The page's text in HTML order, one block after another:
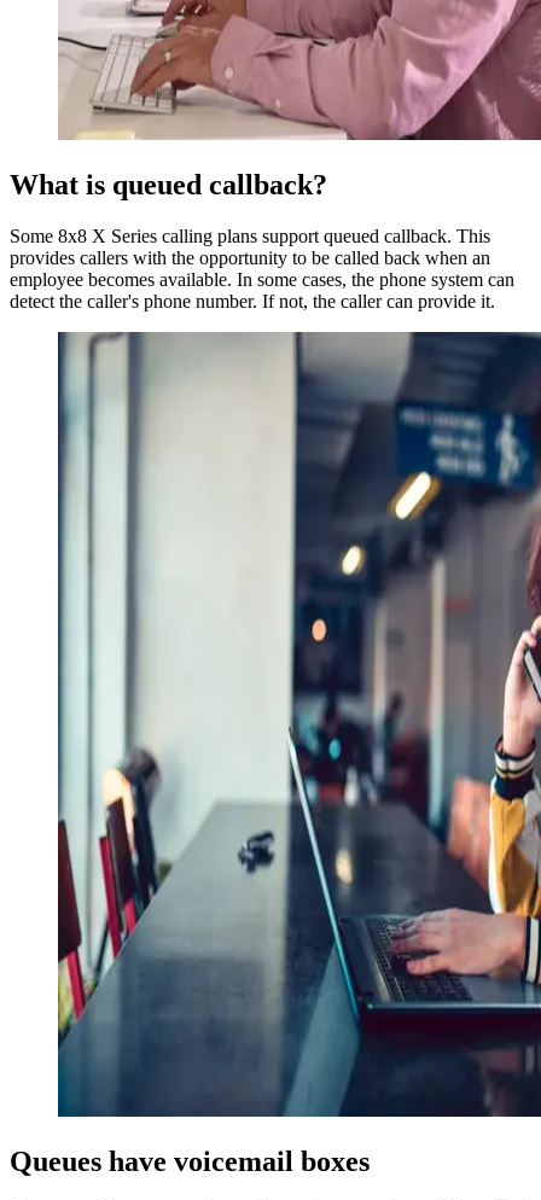
What is queued callback?
Some 8x8 X Series calling plans support queued callback. This
provides callers with the opportunity to be called back when an
employee becomes available. In some cases, the phone system can
detect the caller's phone number. If not, the caller can provide it.
Queues have voicemail boxes